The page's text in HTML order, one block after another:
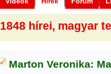
1848 hírei, magyar
Marton Veronika: